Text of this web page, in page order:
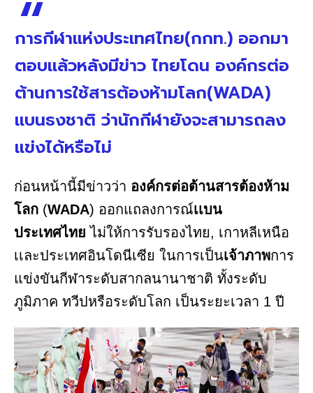
การกีฬาแห่งประเทศไทย(กกท.) ออกมา
ตอบแล้วหลังมีข่าว ไทยโดน องค์กรต่อ
ต้านการใช้สารต้องห้ามโลก(WADA)
แบนธงชาติ ว่านักกีฬายังจะสามารถลง
แข่งได้หรือไม่
ก่อนหน้านี้มีข่าวว่า องค์กรต่อต้านสารต้องห้าม
โลก (WADA) ออกแถลงการณ์เเบน
ประเทศไทย ไม่ให้การรับรองไทย, เกาหลีเหนือ
เเละประเทศอินโดนีเซีย ในการเป็นเจ้าภาพการ
แข่งขันกีฬาระดับสากลนานาชาติ ทั้งระดับ
ภูมิภาค ทวีปหรือระดับโลก เป็นระยะเวลา 1 ปี